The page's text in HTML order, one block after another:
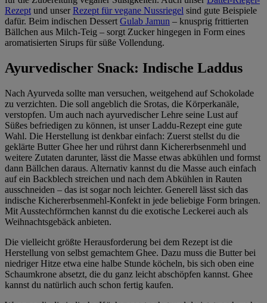
Rezept und unserRezept für vegane Nussriegel sind gute Beispiele
dafür. Beim indischen Dessert Gulab Jamun – knusprig frittierten
Bällchen aus Milch-Teig – sorgt Zucker hingegen in Form eines
aromatisierten Sirups für süße Vollendung.
Ayurvedischer Snack: Indische Laddus
Nach Ayurveda sollte man versuchen, weitgehend auf Schokolade
zu verzichten. Die soll angeblich die Srotas, die Körperkanäle,
verstopfen. Um auch nach ayurvedischer Lehre seine Lust auf
Süßes befriedigen zu können, ist unser Laddu-Rezept eine gute
Wahl. Die Herstellung ist denkbar einfach: Zuerst stellst du die
geklärte Butter Ghee her und rührst dann Kichererbsenmehl und
weitere Zutaten darunter, lässt die Masse etwas abkühlen und formst
dann Bällchen daraus. Alternativ kannst du die Masse auch einfach
auf ein Backblech streichen und nach dem Abkühlen in Rauten
ausschneiden – das ist sogar noch leichter. Generell lässt sich das
indische Kichererbsenmehl-Konfekt in jede beliebige Form bringen.
Mit Ausstechförmchen kannst du die exotische Leckerei auch als
Weihnachtsgebäck anbieten.
Die vielleicht größte Herausforderung bei dem Rezept ist die
Herstellung von selbst gemachtem Ghee. Dazu muss die Butter bei
niedriger Hitze etwa eine halbe Stunde köcheln, bis sich oben eine
Schaumkrone absetzt, die du ganz leicht abschöpfen kannst. Ghee
kannst du natürlich auch schon fertig kaufen.